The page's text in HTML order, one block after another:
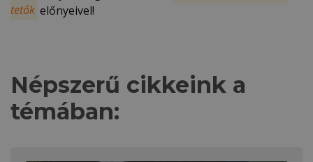
tetők előnyeivel!
Népszerű cikkeink a
témában: